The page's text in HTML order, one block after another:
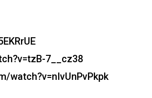
7__cz38
watch?v=nIvUnPvPkpk